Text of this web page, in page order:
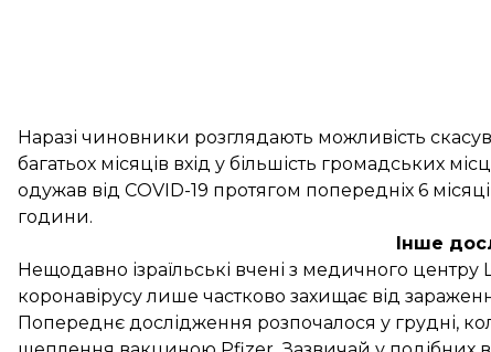
Наразі чиновники розглядають можливість
багатьох місяців вхід у більшість громадських
одужав від COVID-19 протягом попередніх 6
години.
Інше
Нещодавно ізраїльські вчені з медичного
коронавірусу лише частково захищає від
Попереднє дослідження розпочалося у грудні,